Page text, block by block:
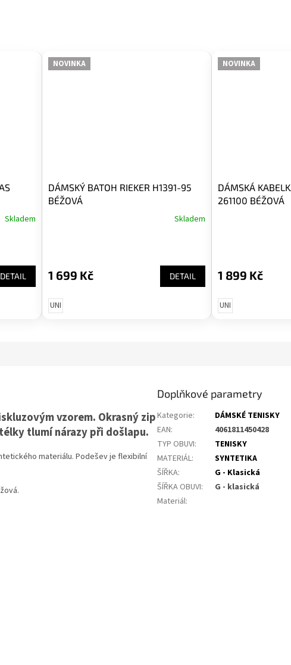
Skladem
DETAIL
NOVINKA
DÁMSKÝ BATOH RIEKER H1391-95
BÉŽOVÁ
Skladem
1 699 Kč DETAIL
UNI
NOVINKA
DÁMSKÁ
261100 BÉŽOVÁ
1 899 Kč
UNI
vzorem. Okrasný zip
tlumí nárazy při došlapu.
materiálu. Podešev je flexibilní
Doplňkové parametry
Kategorie:
DÁMSKÉ TENISKY
EAN:
4061811450428
TYP OBUVI:
TENISKY
MATERIÁL:
SYNTETIKA
ŠÍŘKA:
G - Klasická
ŠÍŘKA OBUVI:
G - klasická
Materiál: